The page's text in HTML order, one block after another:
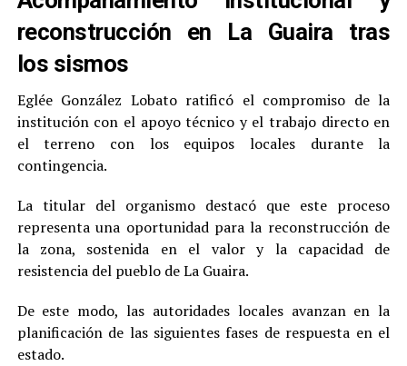
reconstrucción en La Guaira tras
los sismos
Eglée González Lobato ratificó el compromiso de la
institución con el apoyo técnico y el trabajo directo en
el terreno con los equipos locales durante la
contingencia.
La titular del organismo destacó que este proceso
representa una oportunidad para la reconstrucción de
la zona, sostenida en el valor y la capacidad de
resistencia del pueblo de La Guaira.
De este modo, las autoridades locales avanzan en la
planificación de las siguientes fases de respuesta en el
estado.